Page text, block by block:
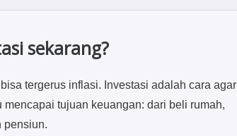
sekarang?
tergerus inflasi. Investasi adalah cara agar
tujuan keuangan: dari beli rumah,
pensiun.